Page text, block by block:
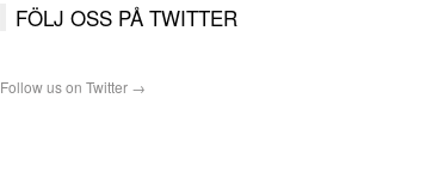
FÖLJ OSS PÅ TWITTER
Follow us on Twitter →